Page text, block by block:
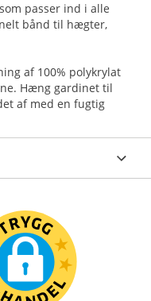
passer ind i alle
bånd til hægter,
af 100% polykrylat
Hæng gardinet til
af med en fugtig